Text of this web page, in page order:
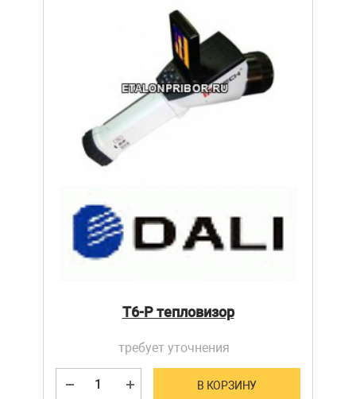
T6-P тепловизор
требует уточнения
В КОРЗИНУ